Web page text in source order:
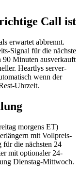
Call ist
erwartet abbrennt.
Signal für die nächste
90 Minuten ausverkauft
Heartlys server-
wenn der
Uhrzeit.
morgens ET)
mit Vollpreis-
für die nächsten 24
mit optionaler 24-
Dienstag-Mittwoch.